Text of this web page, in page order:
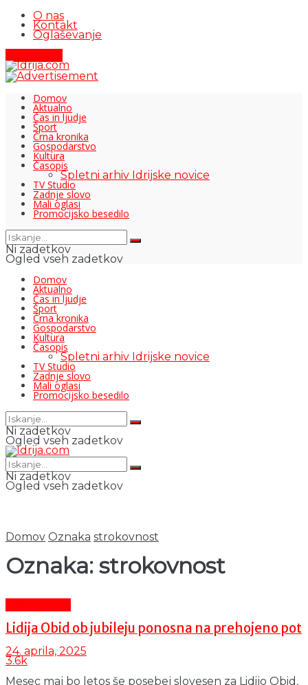
O nas
Kontakt
Oglaševanje
Domov
Aktualno
Čas in ljudje
Šport
Črna kronika
Gospodarstvo
Kultura
Časopis
Spletni arhiv Idrijske novice
TV Studio
Zadnje slovo
Mali oglasi
Promocijsko besedilo
Ni zadetkov
Ogled vseh zadetkov
Domov
Aktualno
Čas in ljudje
Šport
Črna kronika
Gospodarstvo
Kultura
Časopis
Spletni arhiv Idrijske novice
TV Studio
Zadnje slovo
Mali oglasi
Promocijsko besedilo
Ni zadetkov
Ogled vseh zadetkov
Ni zadetkov
Ogled vseh zadetkov
Domov Oznaka strokovnost
Oznaka: strokovnost
Lidija Obid ob jubileju ponosna na prehojeno pot
24. aprila, 2025
3.6k
Mesec maj bo letos še posebej slovesen za Lidijo Obid,